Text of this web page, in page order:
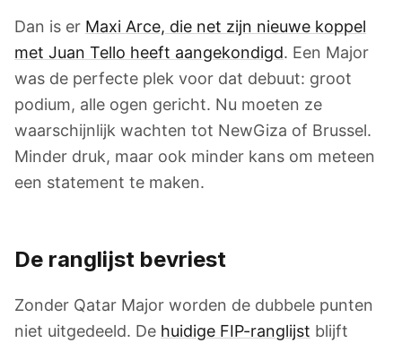
Dan is er Maxi Arce, die net zijn nieuwe koppel
met Juan Tello heeft aangekondigd. Een Major
was de perfecte plek voor dat debuut: groot
podium, alle ogen gericht. Nu moeten ze
waarschijnlijk wachten tot NewGiza of Brussel.
Minder druk, maar ook minder kans om meteen
een statement te maken.
De ranglijst bevriest
Zonder Qatar Major worden de dubbele punten
niet uitgedeeld. De huidige FIP-ranglijst blijft